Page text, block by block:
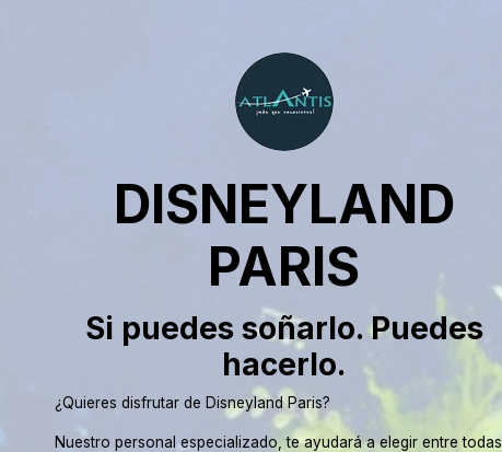
DISNEYLAND
PARIS
Si puedes soñarlo. Puedes
hacerlo.
¿Quieres disfrutar de Disneyland Paris?
Nuestro personal especializado, te ayudará a elegir entre todas